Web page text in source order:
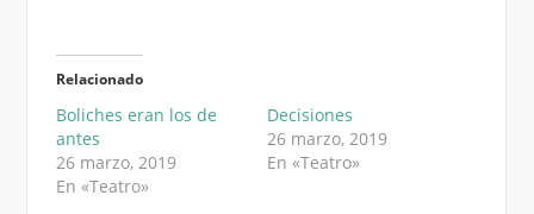
Relacionado
Boliches eran los de
antes
26 marzo, 2019
En «Teatro»
Decisiones
26 marzo, 2019
En «Teatro»